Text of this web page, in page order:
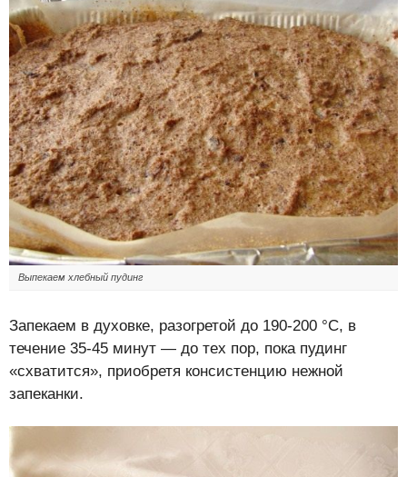
Выпекаем хлебный пудинг
Запекаем в духовке, разогретой до 190-200 °С, в
течение 35-45 минут — до тех пор, пока пудинг
«схватится», приобретя консистенцию нежной
запеканки.